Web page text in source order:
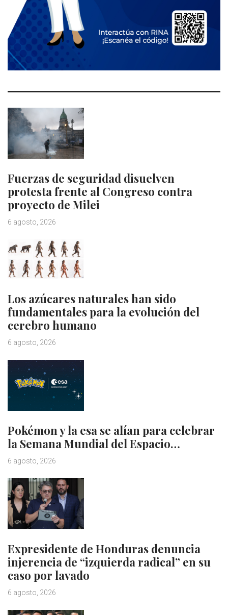
Fuerzas de seguridad disuelven
protesta frente al Congreso contra
proyecto de Milei
6 agosto, 2026
Los azúcares naturales han sido
fundamentales para la evolución del
cerebro humano
6 agosto, 2026
Pokémon y la esa se alían para celebrar
la Semana Mundial del Espacio…
6 agosto, 2026
Expresidente de Honduras denuncia
injerencia de “izquierda radical” en su
caso por lavado
6 agosto, 2026